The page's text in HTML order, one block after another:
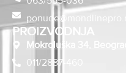
ponude@mondlinepro.rs
PROIZVODNJA
Mokroluška 34, Beograd
011/2887-460